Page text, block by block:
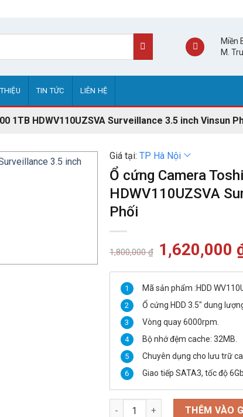
Miền
M.
TIN TỨC LIÊN HỆ
1TB HDWV110UZSVA Surveillance 3.5 inch Vinsun
Giá tại: TP Hà Nội
Ổ cứng Camera
HDWV110UZSVA
Phối
1,800,000₫
Giá
gốc
1,620,000
Mã sản phẩm :HDD
Ổ cứng HDD 3.5″ dung
Vòng quay 6000rpm.
Bộ nhớ đệm cache: 32MB.
Chuyên dụng cho lưu trữ
Giao tiếp SATA3, tốc độ
Ổ cứng Camera Toshiba S300
THÊM VÀO